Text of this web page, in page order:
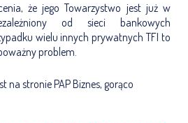
że jego Towarzystwo jest już w
od sieci bankowych
wielu innych prywatnych TFI to
problem.
na stronie PAP Biznes, gorąco